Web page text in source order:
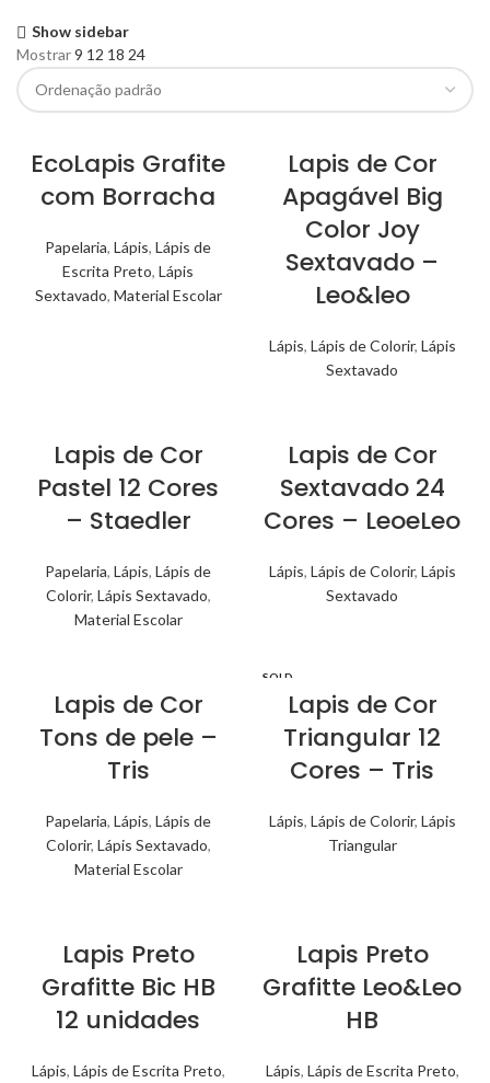
Show sidebar
Mostrar9 12 18 24
EcoLapis Grafite
com Borracha
Papelaria, Lápis, Lápis de
Escrita Preto, Lápis
Sextavado, Material Escolar
Lapis de Cor
Apagável Big
Color Joy
Sextavado –
Leo&leo
Lápis, Lápis de Colorir, Lápis
Sextavado
Lapis de Cor
Pastel 12 Cores
– Staedler
Papelaria, Lápis, Lápis de
Colorir, Lápis Sextavado,
Material Escolar
Lapis de Cor
Sextavado 24
Cores – LeoeLeo
Lápis, Lápis de Colorir, Lápis
Sextavado
Lapis de Cor
Tons de pele –
Tris
Papelaria, Lápis, Lápis de
Colorir, Lápis Sextavado,
Material Escolar
SOLD
Lapis de Cor
Triangular 12
Cores – Tris
Lápis, Lápis de Colorir, Lápis
Triangular
Lapis Preto
Grafitte Bic HB
12 unidades
Lápis, Lápis de Escrita Preto,
Lapis Preto
Grafitte Leo&Leo
HB
Lápis, Lápis de Escrita Preto,